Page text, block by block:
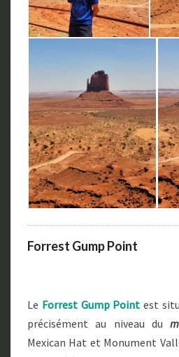
Forrest Gump Point
Le Forrest Gump Point est
précisément au niveau du
Mexican Hat et Monument